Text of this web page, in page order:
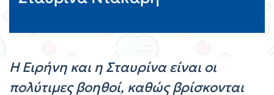
Η Ειρήνη και η Σταυρίνα είναι οι
πολύτιμες βοηθοί, καθώς βρίσκονται